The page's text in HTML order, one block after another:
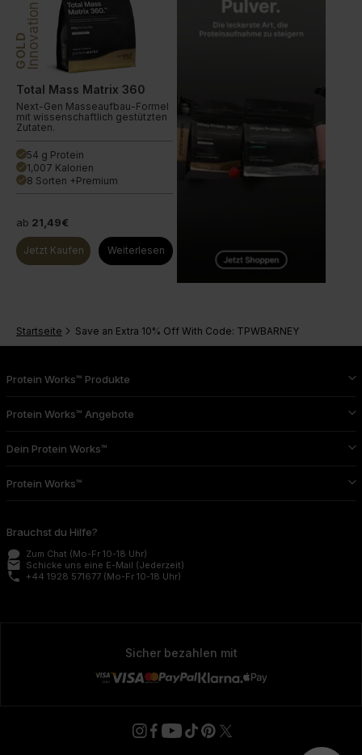
GOLDInnovation
Total Mass Matrix 360
Next-Gen Masseaufbau-Formel
mit wissenschaftlich gestützten
Zutaten.
done 54 g Protein
done 1,007 Kalorien
done 8 Sorten +Premium
ab 21,49€
Jetzt Kaufen Weiterlesen
Startseite Save an Extra 10% Off With Code: TPWBARNEY
Protein Works™ Produkte
Protein Works™ Angebote
Dein Protein Works™
Protein Works™
Brauchst du Hilfe?
Zum Chat (Mo-Fr 10-18 Uhr)
email Schicke uns eine E-Mail (Jederzeit)
phone +44 1928 571677 (Mo-Fr 10-18 Uhr)
Sicher bezahlen mit